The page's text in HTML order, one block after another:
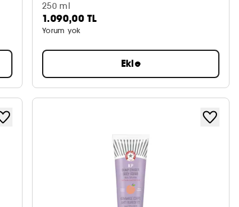
250 ml
1.090,00 TL
Yorum yok
Ekle